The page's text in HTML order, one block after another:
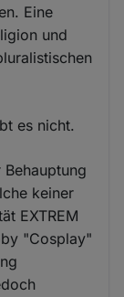
Eine
und
es nicht.
keiner
EXTREM
"Cosplay"